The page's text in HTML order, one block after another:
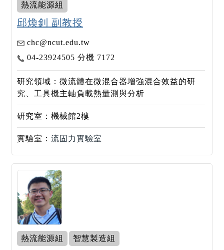
熱流能源組
邱煥釗 副教授
chc@ncut.edu.tw
04-23924505 分機 7172
研究領域：微流體在微混合器增強混合效益的研
究、工具機主軸負載熱量測與分析
研究室：機械館2樓
實驗室： 流固力實驗室
熱流能源組 智慧製造組